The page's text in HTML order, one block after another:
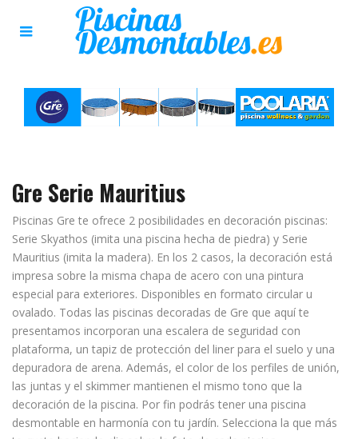
Gre Serie Mauritius
Piscinas Gre te ofrece 2 posibilidades en decoración piscinas:
Serie Skyathos (imita una piscina hecha de piedra) y Serie
Mauritius (imita la madera). En los 2 casos, la decoración está
impresa sobre la misma chapa de acero con una pintura
especial para exteriores. Disponibles en formato circular u
ovalado. Todas las piscinas decoradas de Gre que aquí te
presentamos incorporan una escalera de seguridad con
plataforma, un tapiz de protección del liner para el suelo y una
depuradora de arena. Además, el color de los perfiles de unión,
las juntas y el skimmer mantienen el mismo tono que la
decoración de la piscina. Por fin podrás tener una piscina
desmontable en harmonía con tu jardín. Selecciona la que más